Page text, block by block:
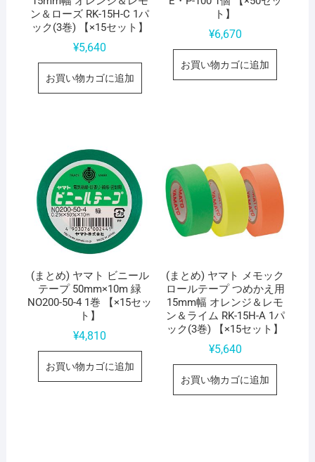
ン＆ローズ RK-15H-C 1パ
ック(3巻) 【×15セット】
¥5,640
お買い物カゴに追加
ト】
¥6,670
お買い物カゴに追加
(まとめ) ヤマト ビニール
テープ 50mm×10m 緑
NO200-50-4 1巻 【×15セッ
ト】
¥4,810
お買い物カゴに追加
(まとめ) ヤマト メモック
ロールテープ つめかえ用
15mm幅 オレンジ＆レモ
ン＆ライム RK-15H-A 1パ
ック(3巻) 【×15セット】
¥5,640
お買い物カゴに追加